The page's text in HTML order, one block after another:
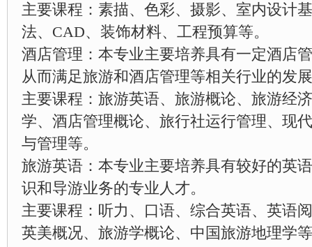
主要课程：素描、色彩、摄影、室内设计
法、CAD、装饰材料、工程预算等。
酒店管理：本专业主要培养具有一定酒店
从而满足旅游和酒店管理等相关行业的发
主要课程：旅游英语、旅游概论、旅游经
学、酒店管理概论、旅行社运行管理、现
与管理等。
旅游英语：本专业主要培养具有较好的英
识和导游业务的专业人才。
主要课程：听力、口语、综合英语、英语
英美概况、旅游学概论、中国旅游地理学